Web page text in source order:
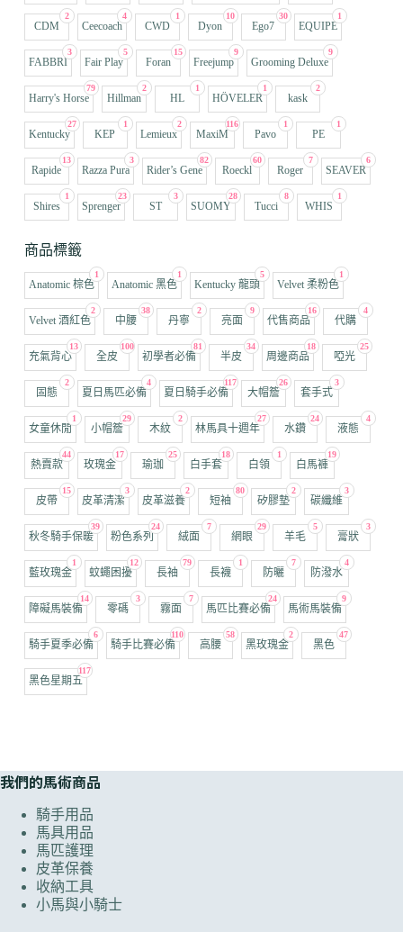
2
CDM
4
Ceecoach
1
CWD
10
Dyon
30
Ego7
1
EQUIPE
3
FABBRI
5
Fair Play
15
Foran
9
Freejump
9
Grooming Deluxe
79
Harry's Horse
2
Hillman
1
HL
1
HÖVELER
2
kask
27
Kentucky
1
KEP
2
Lemieux
116
MaxiM
1
Pavo
1
PE
13
Rapide
3
Razza Pura
82
Rider’s Gene
60
Roeckl
7
Roger
6
SEAVER
1
Shires
23
Sprenger
3
ST
28
SUOMY
8
Tucci
1
WHIS
商品標籤
1
Anatomic 棕色
1
Anatomic 黑色
5
Kentucky 龍頭
1
Velvet 柔粉色
2
Velvet 酒紅色
38
中腰
2
丹寧
9
亮面
16
代售商品
4
代購
13
充氣背心
100
全皮
81
初學者必備
34
半皮
18
周邊商品
25
啞光
2
固態
4
夏日馬匹必備
117
夏日騎手必備
26
大帽簷
3
套手式
1
女童休閒
29
小帽簷
2
木紋
27
林馬具十週年
24
水鑽
4
液態
44
熱賣款
17
玫瑰金
25
瑜珈
18
白手套
1
白領
19
白馬褲
15
皮帶
3
皮革清潔
2
皮革滋養
80
短袖
2
矽膠墊
3
碳纖維
39
秋冬騎手保暖
24
粉色系列
7
絨面
29
網眼
5
羊毛
3
膏狀
1
藍玫瑰金
12
蚊蠅困擾
79
長袖
1
長襪
7
防曬
4
防潑水
14
障礙馬裝備
3
零碼
7
霧面
24
馬匹比賽必備
9
馬術馬裝備
6
騎手夏季必備
110
騎手比賽必備
58
高腰
2
黑玫瑰金
47
黑色
117
黑色星期五
我們的馬術商品
騎手用品
馬具用品
馬匹護理
皮革保養
收納工具
小馬與小騎士